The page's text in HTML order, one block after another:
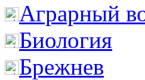
Аграрный
Биология
Брежнев